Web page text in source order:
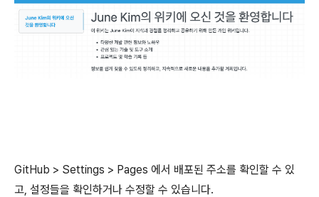
GitHub > Settings > Pages 에서 배포된 주소를 확인할 수 있
고, 설정들을 확인하거나 수정할 수 있습니다.